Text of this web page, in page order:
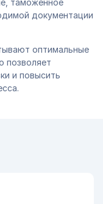
документации
оптимальные
позволяет
и повысить